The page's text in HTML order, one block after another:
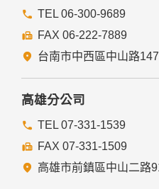
TEL 06-300-9689
FAX 06-222-7889
台南市中西區中山路
高雄分公司
TEL 07-331-1539
FAX 07-331-1509
高雄市前鎮區中山二路